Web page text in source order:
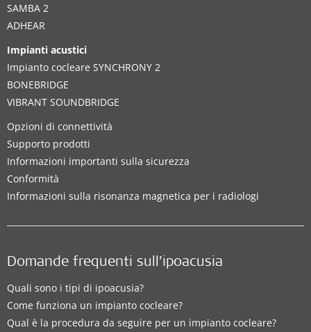
SAMBA 2
ADHEAR
Impianti acustici
Impianto cocleare SYNCHRONY 2
BONEBRIDGE
VIBRANT SOUNDBRIDGE
Opzioni di connettività
Supporto prodotti
Informazioni importanti sulla sicurezza
Conformità
Informazioni sulla risonanza magnetica per i radiologi
Domande frequenti sull’ipoacusia
Quali sono i tipi di ipoacusia?
Come funziona un impianto cocleare?
Qual è la procedura da seguire per un impianto cocleare?